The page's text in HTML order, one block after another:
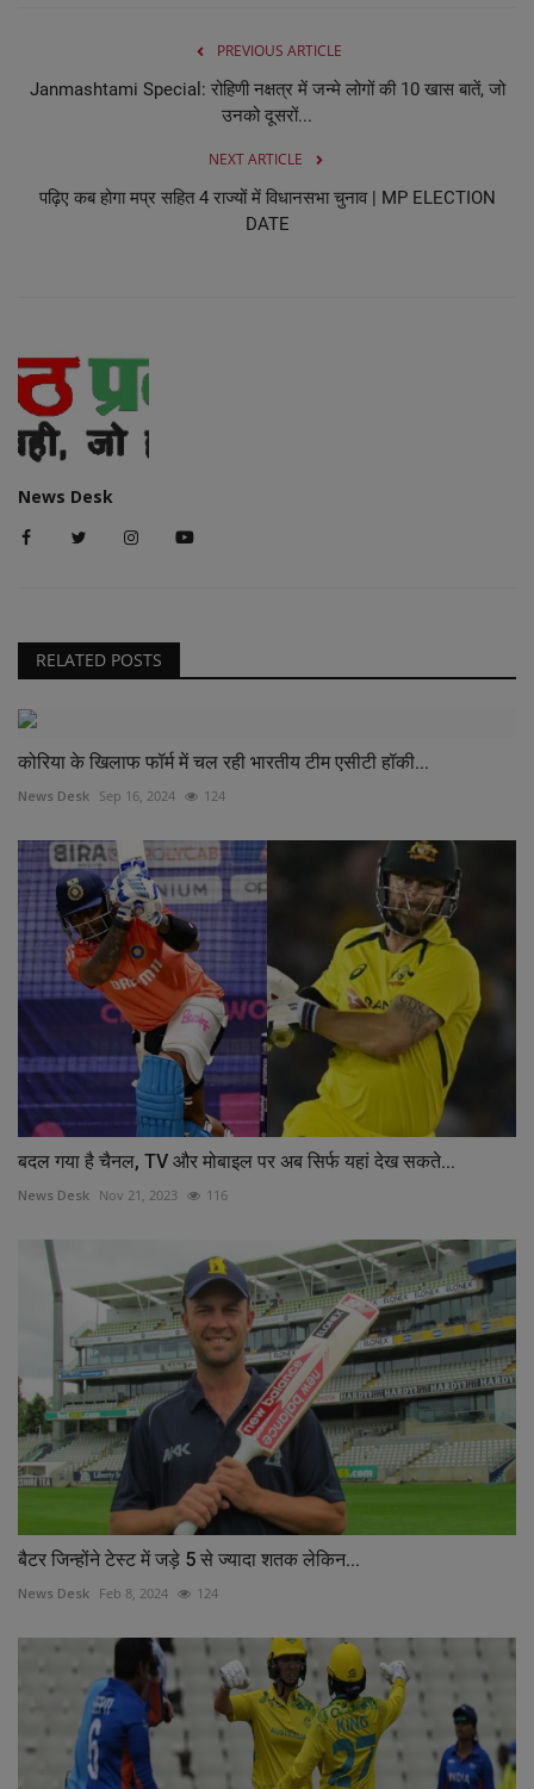
PREVIOUS ARTICLE
Janmashtami Special: रोहिणी नक्षत्र में जन्मे लोगों की 10 खास बातें, जो
उनको दूसरों...
NEXT ARTICLE
पढ़िए कब होगा मप्र सहित 4 राज्यों में विधानसभा चुनाव | MP ELECTION
DATE
News Desk
RELATED POSTS
कोरिया के खिलाफ फॉर्म में चल रही भारतीय टीम एसीटी हॉकी...
News Desk Sep 16, 2024 124
बदल गया है चैनल, TV और मोबाइल पर अब सिर्फ यहां देख सकते...
News Desk Nov 21, 2023 116
बैटर जिन्‍होंने टेस्‍ट में जड़े 5 से ज्‍यादा शतक लेकिन...
News Desk Feb 8, 2024 124